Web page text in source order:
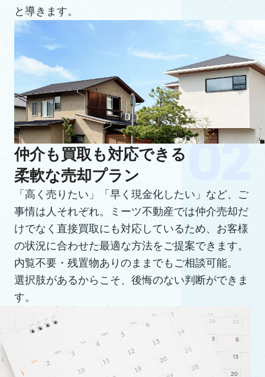
と導きます。
仲介も買取も対応できる
柔軟な売却プラン
「高く売りたい」「早く現金化したい」など、ご
事情は人それぞれ。ミーツ不動産では仲介売却だ
けでなく直接買取にも対応しているため、お客様
の状況に合わせた最適な方法をご提案できます。
内覧不要・残置物ありのままでもご相談可能。
選択肢があるからこそ、後悔のない判断ができま
す。